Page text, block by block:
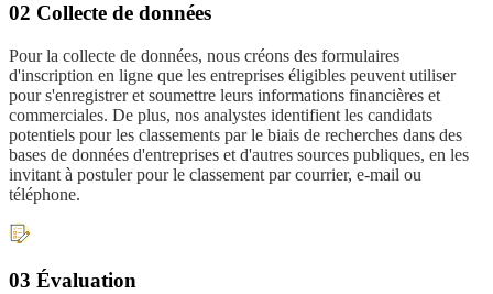
02 Collecte de données
Pour la collecte de données, nous créons des formulaires
d'inscription en ligne que les entreprises éligibles peuvent utiliser
pour s'enregistrer et soumettre leurs informations financières et
commerciales. De plus, nos analystes identifient les candidats
potentiels pour les classements par le biais de recherches dans des
bases de données d'entreprises et d'autres sources publiques, en les
invitant à postuler pour le classement par courrier, e-mail ou
téléphone.
03 Évaluation